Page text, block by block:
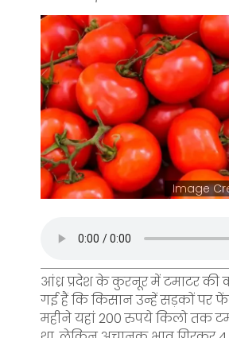
Image
आंध्र प्रदेश के कुरनूर में टमाटर की
गई हैं कि किसान उन्हें सड़कों पर
महीने यहां 200 रुपये किलो तक